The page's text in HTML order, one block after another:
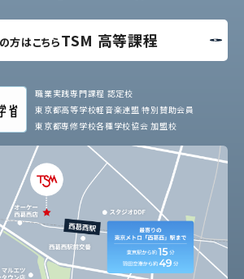
方はこちらTSM 高等課程
職業実践専門課程 認定校
東京都高等学校軽音楽連盟 特別賛助会員
東京都専修学校各種学校協会 加盟校